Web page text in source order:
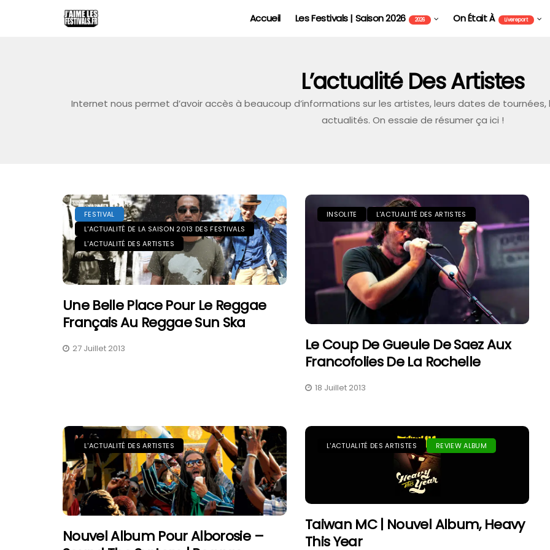
Accueil Les Festivals | Saison 2026 2026 On Était À Livereport
L’actualité Des Artistes
Internet nous permet d’avoir accès à beaucoup d’informations sur les artistes, leurs dates de tournées,
actualités. On essaie de résumer ça ici !
FESTIVAL
L'ACTUALITÉ DE LA SAISON 2013 DES FESTIVALS
L'ACTUALITÉ DES ARTISTES
Une Belle Place Pour Le Reggae
Français Au Reggae Sun Ska
27 Juillet 2013
INSOLITE L'ACTUALITÉ DES ARTISTES
Le Coup De Gueule De Saez Aux
Francofolies De La Rochelle
18 Juillet 2013
L'ACTUALITÉ DES ARTISTES
Nouvel Album Pour Alborosie –
L'ACTUALITÉ DES ARTISTES REVIEW ALBUM
Taiwan MC | Nouvel Album, Heavy
This Year
EUROCKÉENNES DE BELFORT
LES FESTIVALS | SAISON 2026
Journée Sous 35 Degrés
7 Juillet 2026